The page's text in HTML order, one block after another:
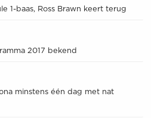
1-baas, Ross Brawn keert terug
2017 bekend
minstens één dag met nat